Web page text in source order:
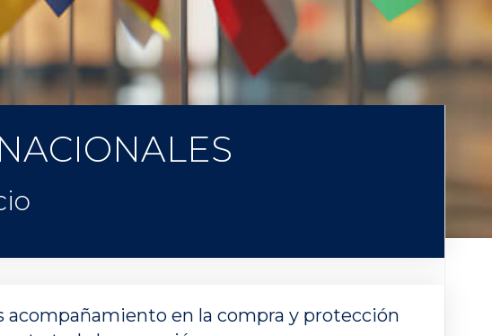
acompañamiento en la compra y protección